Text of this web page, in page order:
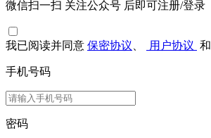
微信扫一扫 关注公众号 后即可注册/登录
我已阅读并同意 保密协议 用户协议 和
手机号码
密码